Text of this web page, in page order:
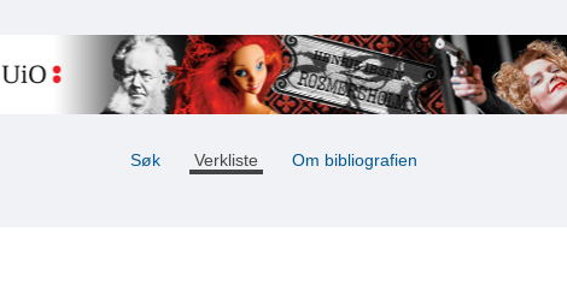
Søk Verkliste Om bibliografien